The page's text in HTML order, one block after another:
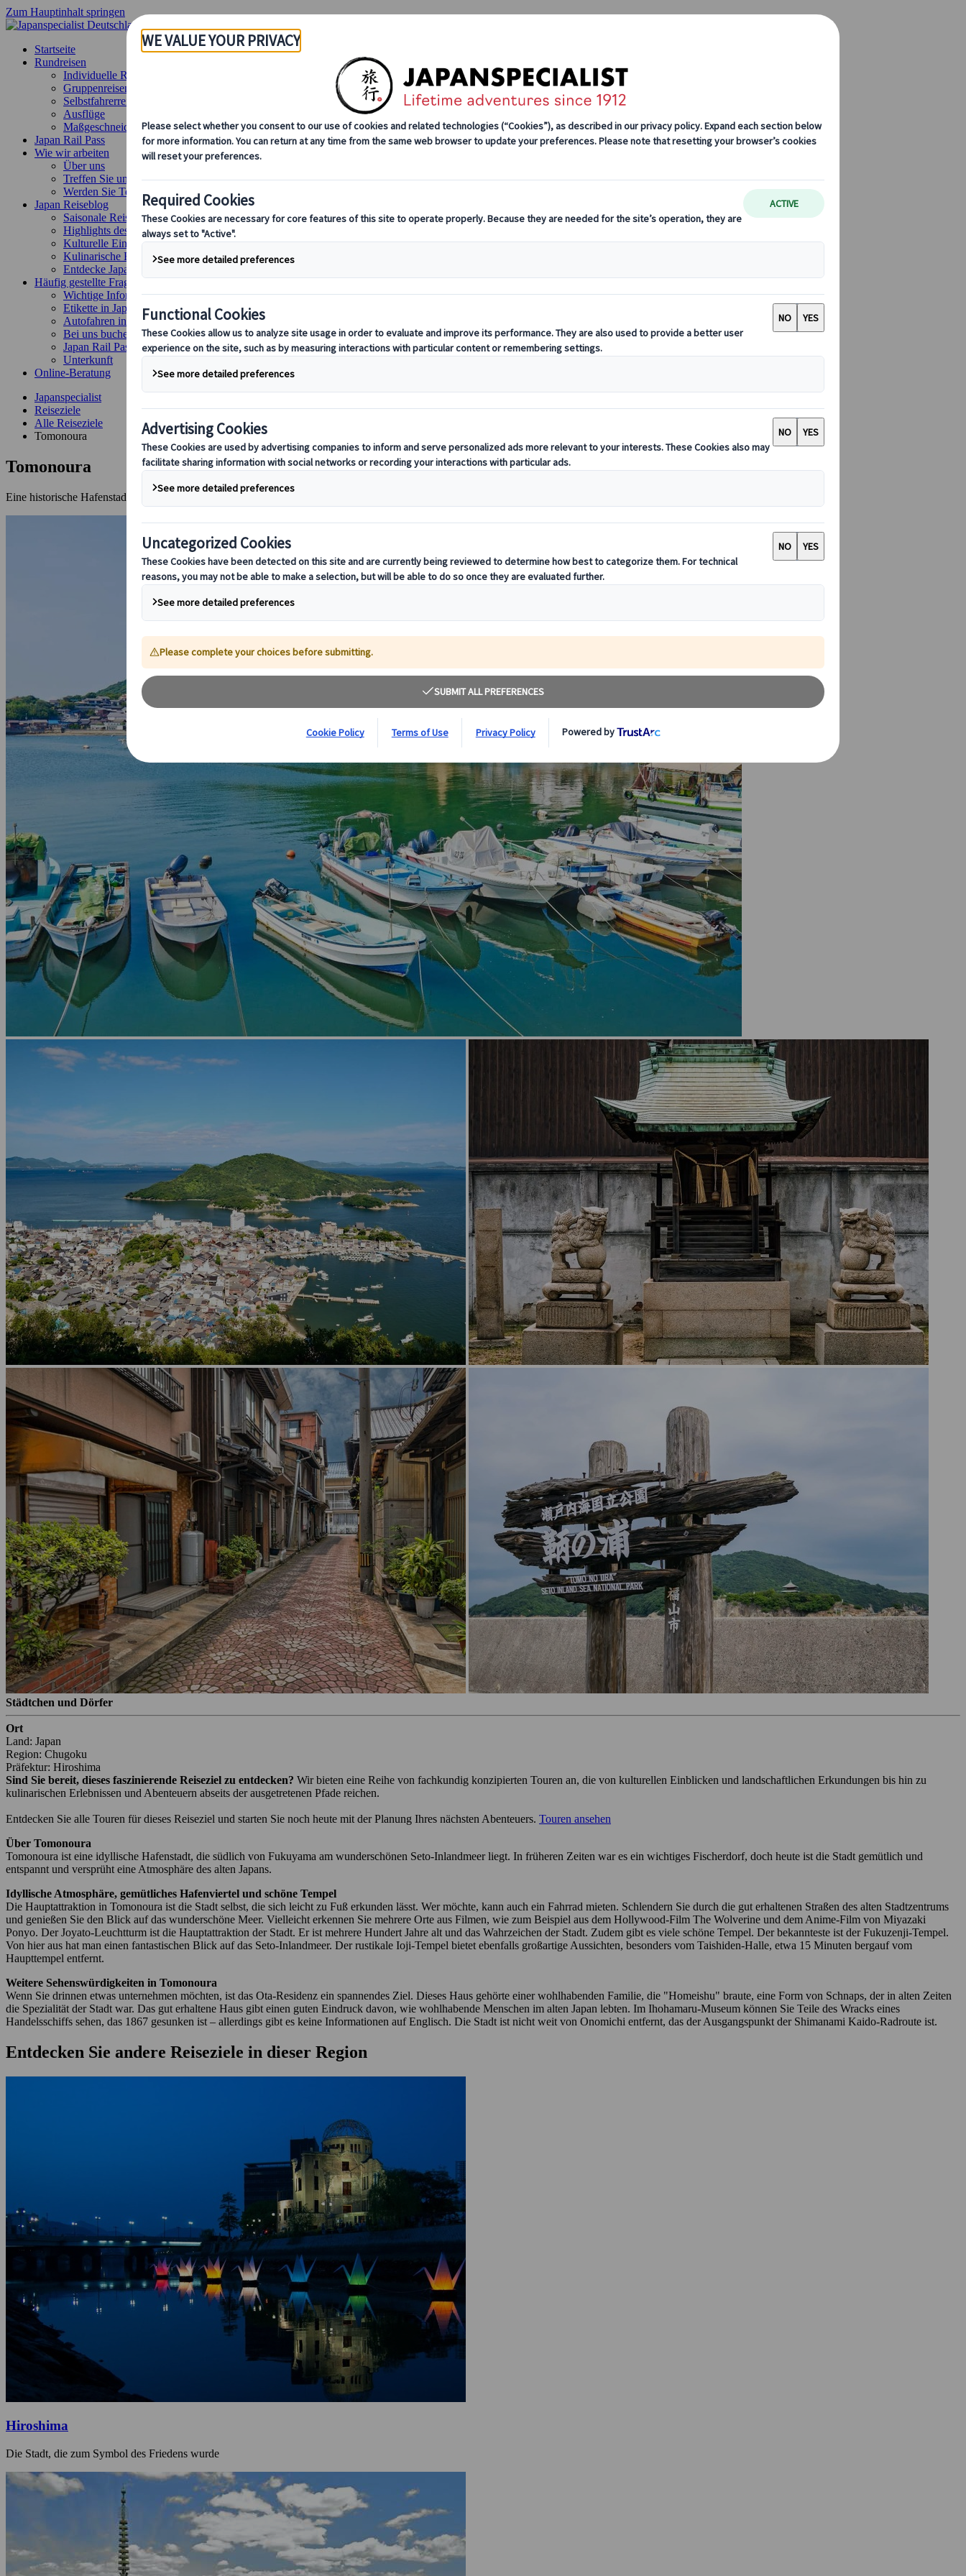
Zum Hauptinhalt springen
Startseite
Rundreisen
Individuelle Reisen
Gruppenreisen
Selbstfahrerreisen
Ausflüge
Maßgeschneiderte Gruppenreisen
Japan Rail Pass
Wie wir arbeiten
Über uns
Treffen Sie unser Team
Werden Sie Teil unseres Teams
Japan Reiseblog
Saisonale Reisetipps
Highlights des Reiseziels
Kulturelle Einblicke
Kulinarische Erlebnisse
Entdecke Japan mit dem Zug
Häufig gestellte Fragen
Wichtige Informationen
Etikette in Japan
Autofahren in Japan
Bei uns buchen
Japan Rail Pass
Unterkunft
Online-Beratung
Japanspecialist
Reiseziele
Alle Reiseziele
Tomonoura
Tomonoura
Eine historische Hafenstadt und Filmkulisse
Städtchen und Dörfer
Ort
Land: Japan
Region: Chugoku
Präfektur: Hiroshima
Sind Sie bereit, dieses faszinierende Reiseziel zu entdecken? Wir bieten eine Reihe von fachkundig konzipierten Touren an, die von kulturellen Einblicken und landschaftlichen Erkundungen bis hin zu
kulinarischen Erlebnissen und Abenteuern abseits der ausgetretenen Pfade reichen.
Entdecken Sie alle Touren für dieses Reiseziel und starten Sie noch heute mit der Planung Ihres nächsten Abenteuers. Touren ansehen
Über Tomonoura
Tomonoura ist eine idyllische Hafenstadt, die südlich von Fukuyama am wunderschönen Seto-Inlandmeer liegt. In früheren Zeiten war es ein wichtiges Fischerdorf, doch heute ist die Stadt gemütlich und
entspannt und versprüht eine Atmosphäre des alten Japans.
Idyllische Atmosphäre, gemütliches Hafenviertel und schöne Tempel
Die Hauptattraktion in Tomonoura ist die Stadt selbst, die sich leicht zu Fuß erkunden lässt. Wer möchte, kann auch ein Fahrrad mieten. Schlendern Sie durch die gut erhaltenen Straßen des alten Stadtzentrums
und genießen Sie den Blick auf das wunderschöne Meer. Vielleicht erkennen Sie mehrere Orte aus Filmen, wie zum Beispiel aus dem Hollywood-Film The Wolverine und dem Anime-Film von Miyazaki
Ponyo. Der Joyato-Leuchtturm ist die Hauptattraktion der Stadt. Er ist mehrere Hundert Jahre alt und das Wahrzeichen der Stadt. Zudem gibt es viele schöne Tempel. Der bekannteste ist der Fukuzenji-Tempel.
Von hier aus hat man einen fantastischen Blick auf das Seto-Inlandmeer. Der rustikale Ioji-Tempel bietet ebenfalls großartige Aussichten, besonders vom Taishiden-Halle, etwa 15 Minuten bergauf vom
Haupttempel entfernt.
Weitere Sehenswürdigkeiten in Tomonoura
Wenn Sie drinnen etwas unternehmen möchten, ist das Ota-Residenz ein spannendes Ziel. Dieses Haus gehörte einer wohlhabenden Familie, die "Homeishu" braute, eine Form von Schnaps, der in alten Zeiten
die Spezialität der Stadt war. Das gut erhaltene Haus gibt einen guten Eindruck davon, wie wohlhabende Menschen im alten Japan lebten. Im Ihohamaru-Museum können Sie Teile des Wracks eines
Handelsschiffs sehen, das 1867 gesunken ist – allerdings gibt es keine Informationen auf Englisch. Die Stadt ist nicht weit von Onomichi entfernt, das der Ausgangspunkt der Shimanami Kaido-Radroute ist.
Entdecken Sie andere Reiseziele in dieser Region
Hiroshima
Die Stadt, die zum Symbol des Friedens wurde